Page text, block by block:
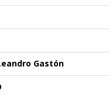
Gastón